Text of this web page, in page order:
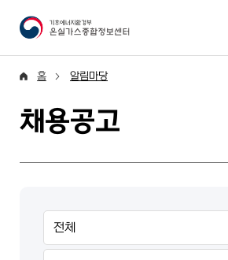
홈 알림마당
채용공고